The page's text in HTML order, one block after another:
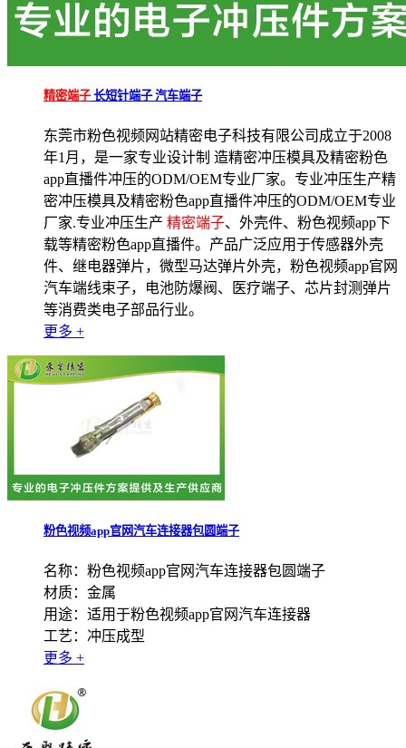
精密端子长短针端子 汽车端子
东莞市粉色视频网站精密电子科技有限公司成立于2008
年1月，是一家专业设计制 造精密冲压模具及精密粉色
app直播件冲压的ODM/OEM专业厂家。专业冲压生产精
密冲压模具及精密粉色app直播件冲压的ODM/OEM专业
厂家.专业冲压生产 精密端子、外壳件、粉色视频app下
载等精密粉色app直播件。产品广泛应用于传感器外壳
件、继电器弹片，微型马达弹片外壳，粉色视频app官网
汽车端线束子，电池防爆阀、医疗端子、芯片封测弹片
等消费类电子部品行业。
更多 +
粉色视频app官网汽车连接器包圆端子
名称：粉色视频app官网汽车连接器包圆端子
材质：金属
用途：适用于粉色视频app官网汽车连接器
工艺：冲压成型
更多 +